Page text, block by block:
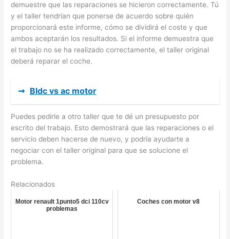
demuestre que las reparaciones se hicieron correctamente. Tú
y el taller tendrían que ponerse de acuerdo sobre quién
proporcionará este informe, cómo se dividirá el coste y que
ambos aceptarán los resultados. Si el informe demuestra que
el trabajo no se ha realizado correctamente, el taller original
deberá reparar el coche.
➞ Bldc vs ac motor
Puedes pedirle a otro taller que te dé un presupuesto por
escrito del trabajo. Esto demostrará que las reparaciones o el
servicio deben hacerse de nuevo, y podría ayudarte a
negociar con el taller original para que se solucione el
problema.
Relacionados
Motor renault 1punto5 dci 110cv
problemas
Coches con motor v8